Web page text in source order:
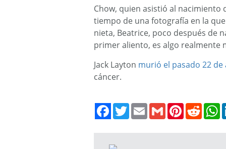
Chow, quien asistió al
tiempo de una fotografía en la
nieta, Beatrice, poco después de
primer aliento, es algo realmente
Jack Layton murió el pasado 22 de
cáncer.
TwitterEmail Gmail PinterestReddit